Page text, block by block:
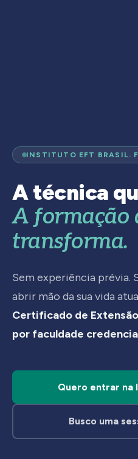
INSTITUTO EFT BRASIL.
A técnica
A formação
transforma.
Sem experiência prévia.
abrir mão da sua vida
Certificado de
por faculdade
Quero entrar na
Busco uma